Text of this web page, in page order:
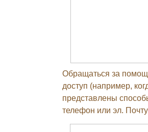
Обращаться за
доступ (например,
представлены
телефон или эл.